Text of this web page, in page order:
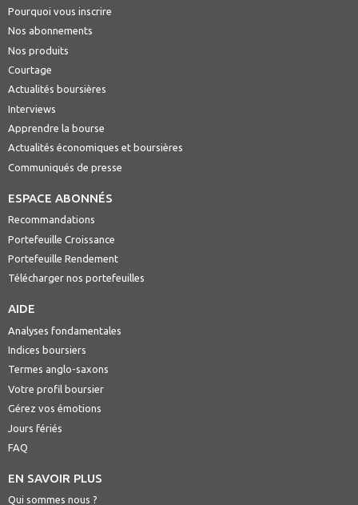
Pourquoi vous inscrire
Nos abonnements
Nos produits
Courtage
Actualités boursières
Interviews
Apprendre la bourse
Actualités économiques et boursières
Communiqués de presse
ESPACE ABONNÉS
Recommandations
Portefeuille Croissance
Portefeuille Rendement
Télécharger nos portefeuilles
AIDE
Analyses fondamentales
Indices boursiers
Termes anglo-saxons
Votre profil boursier
Gérez vos émotions
Jours fériés
FAQ
EN SAVOIR PLUS
Qui sommes nous ?